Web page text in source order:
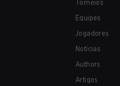
Torneios
Equipes
Jogadores
Notícias
Authors
Artigos